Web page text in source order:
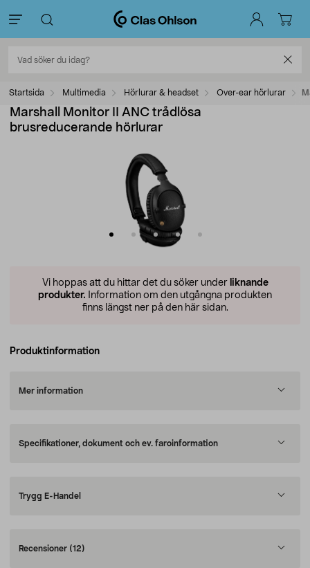
Startsida Multimedia Hörlurar & headset Over-ear hörlurar
Marshall Monitor II ANC trådlösa
brusreducerande hörlurar
Vi hoppas att du hittar det du söker under liknande
produkter. Information om den utgångna produkten
finns längst ner på den här sidan.
Produktinformation
Mer information
Specifikationer, dokument och ev. faroinformation
Trygg E-Handel
Recensioner (12)